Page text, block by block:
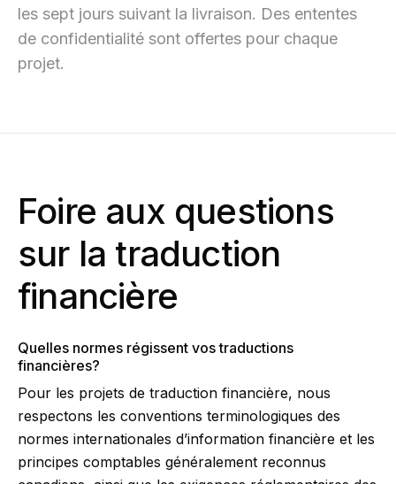
les sept jours suivant la livraison. Des ententes
de confidentialité sont offertes pour chaque
projet.
Foire aux questions
sur la traduction
financière
Quelles normes régissent vos traductions
financières?
Pour les projets de traduction financière, nous
respectons les conventions terminologiques des
normes internationales d’information financière et les
principes comptables généralement reconnus